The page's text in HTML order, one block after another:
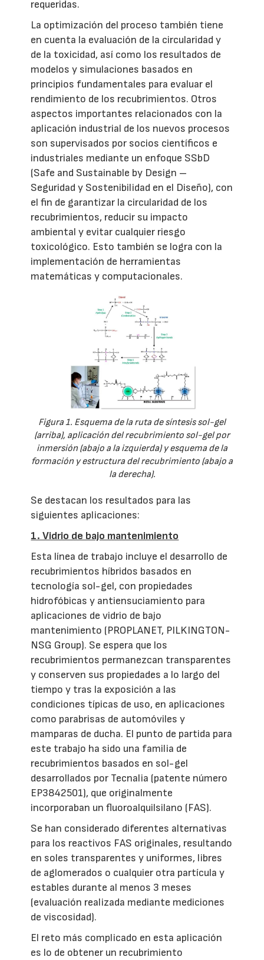
requeridas.
La optimización del proceso también tiene
en cuenta la evaluación de la circularidad y
de la toxicidad, así como los resultados de
modelos y simulaciones basados en
principios fundamentales para evaluar el
rendimiento de los recubrimientos. Otros
aspectos importantes relacionados con la
aplicación industrial de los nuevos procesos
son supervisados por socios científicos e
industriales mediante un enfoque SSbD
(Safe and Sustainable by Design –
Seguridad y Sostenibilidad en el Diseño), con
el fin de garantizar la circularidad de los
recubrimientos, reducir su impacto
ambiental y evitar cualquier riesgo
toxicológico. Esto también se logra con la
implementación de herramientas
matemáticas y computacionales.
Figura 1. Esquema de la ruta de síntesis sol-gel
(arriba), aplicación del recubrimiento sol-gel por
inmersión (abajo a la izquierda) y esquema de la
formación y estructura del recubrimiento (abajo a
la derecha).
Se destacan los resultados para las
siguientes aplicaciones:
1. Vidrio de bajo mantenimiento
Esta línea de trabajo incluye el desarrollo de
recubrimientos híbridos basados en
tecnología sol-gel, con propiedades
hidrofóbicas y antiensuciamiento para
aplicaciones de vidrio de bajo
mantenimiento (PROPLANET, PILKINGTON-
NSG Group). Se espera que los
recubrimientos permanezcan transparentes
y conserven sus propiedades a lo largo del
tiempo y tras la exposición a las
condiciones típicas de uso, en aplicaciones
como parabrisas de automóviles y
mamparas de ducha. El punto de partida para
este trabajo ha sido una familia de
recubrimientos basados en sol-gel
desarrollados por Tecnalia (patente número
EP3842501), que originalmente
incorporaban un fluoroalquilsilano (FAS).
Se han considerado diferentes alternativas
para los reactivos FAS originales, resultando
en soles transparentes y uniformes, libres
de aglomerados o cualquier otra partícula y
estables durante al menos 3 meses
(evaluación realizada mediante mediciones
de viscosidad).
El reto más complicado en esta aplicación
es lo de obtener un recubrimiento